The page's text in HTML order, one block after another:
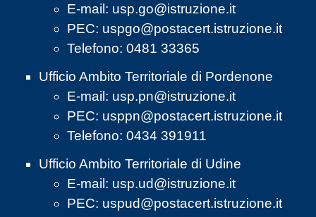
E-mail: usp.go@istruzione.it
PEC: uspgo@postacert.istruzione.it
Telefono: 0481 33365
Ufficio Ambito Territoriale di Pordenone
E-mail: usp.pn@istruzione.it
PEC: usppn@postacert.istruzione.it
Telefono: 0434 391911
Ufficio Ambito Territoriale di Udine
E-mail: usp.ud@istruzione.it
PEC: uspud@postacert.istruzione.it